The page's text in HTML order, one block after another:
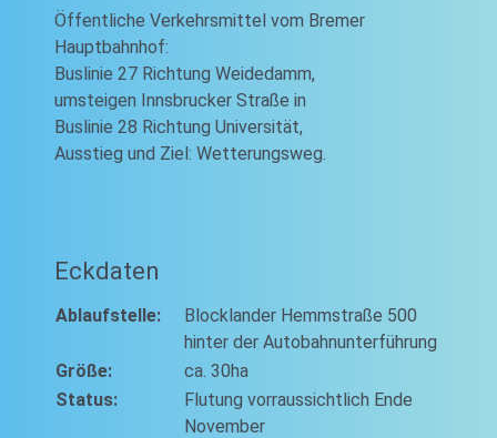
Öffentliche Verkehrsmittel vom Bremer
Hauptbahnhof:
Buslinie 27 Richtung Weidedamm,
umsteigen Innsbrucker Straße in
Buslinie 28 Richtung Universität,
Ausstieg und Ziel: Wetterungsweg.
Eckdaten
Ablaufstelle:
Blocklander Hemmstraße 500
hinter der Autobahnunterführung
Größe:
ca. 30ha
Status:
Flutung vorraussichtlich Ende
November